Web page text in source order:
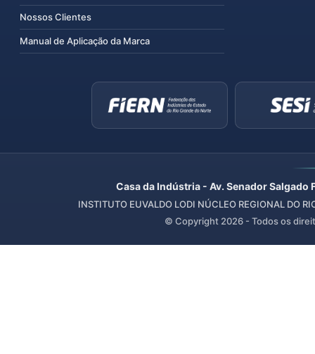
Nossos Clientes
Manual de Aplicação da Marca
Casa da Indústria - Av. Senador
INSTITUTO EUVALDO LODI NÚCLEO REGIONAL DO
© Copyright 2026 - Todos os